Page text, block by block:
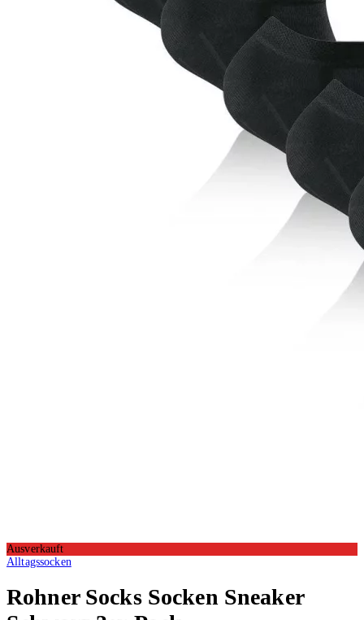
Ausverkauft
Alltagssocken
Rohner SocksSocken Sneaker